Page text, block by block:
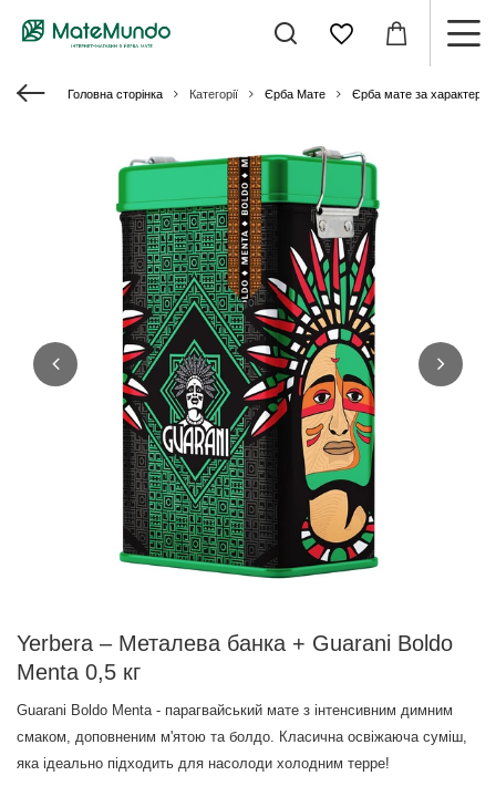
Головна сторінка Категорії Єрба Мате Єрба мате за
Yerbera – Металева банка + Guarani Boldo
Menta 0,5 кг
Guarani Boldo Menta - парагвайський мате з інтенсивним димним
смаком, доповненим м'ятою та болдо. Класична освіжаюча суміш,
яка ідеально підходить для насолоди холодним терре!